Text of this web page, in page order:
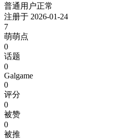
普通用户正常
注册于 2026-01-24
7
萌萌点
0
话题
0
Galgame
0
评分
0
被赞
0
被推